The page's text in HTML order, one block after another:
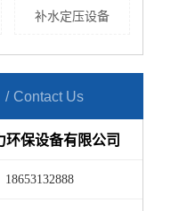
补水定压设备
Contact Us
环保设备有限公司